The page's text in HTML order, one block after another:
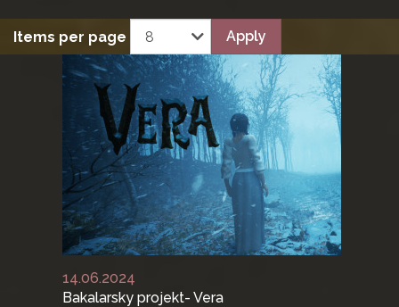
Items per page Apply
14.06.2024
Bakalarsky projekt- Vera